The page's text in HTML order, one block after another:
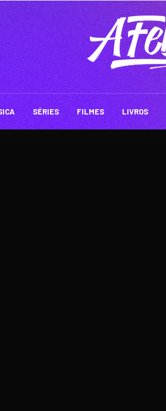
SÉRIES FILMES LIVROS